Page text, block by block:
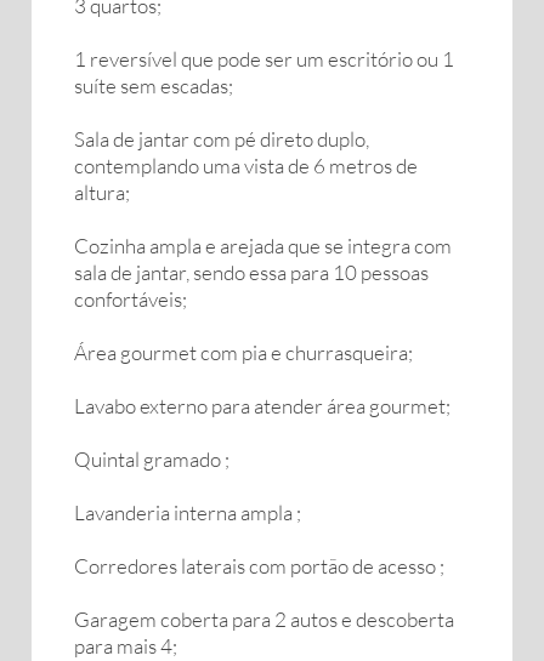
3 quartos;
1 reversível que pode ser um escritório ou 1
suíte sem escadas;
Sala de jantar com pé direto duplo,
contemplando uma vista de 6 metros de
altura;
Cozinha ampla e arejada que se integra com
sala de jantar, sendo essa para 10 pessoas
confortáveis;
Área gourmet com pia e churrasqueira;
Lavabo externo para atender área gourmet;
Quintal gramado ;
Lavanderia interna ampla ;
Corredores laterais com portão de acesso ;
Garagem coberta para 2 autos e descoberta
para mais 4;